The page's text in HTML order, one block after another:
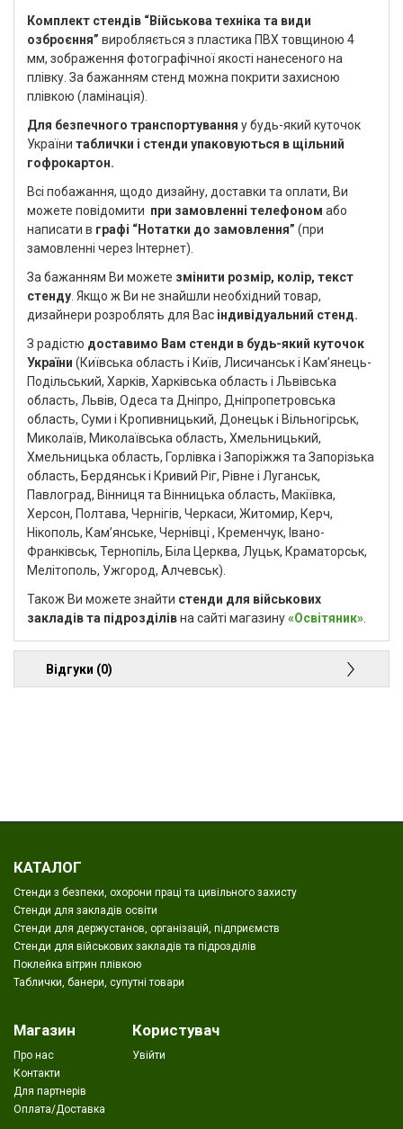
Комплект стендів “Військова техніка та види
озброєння” виробляється з пластика ПВХ товщиною 4
мм, зображення фотографічної якості нанесеного на
плівку. За бажанням стенд можна покрити захисною
плівкою (ламінація).
Для безпечного транспортування у будь-який куточок
України таблички і стенди упаковуються в щільний
гофрокартон.
Всі побажання, щодо дизайну, доставки та оплати, Ви
можете повідомити при замовленні телефоном або
написати в графі “Нотатки до замовлення” (при
замовленні через Інтернет).
За бажанням Ви можете змінити розмір, колір, текст
стенду . Якщо ж Ви не знайшли необхідний товар,
дизайнери розроблять для Вас індивідуальний стенд.
З радістю доставимо Вам стенди в будь-який куточок
України (Київська область і Київ, Лисичанськ і Кам’янець-
Подільський, Харків, Харківська область і Львівська
область, Львів, Одеса та Дніпро, Дніпропетровська
область, Суми і Кропивницький, Донецьк і Вільногірськ,
Миколаїв, Миколаївська область, Хмельницький,
Хмельницька область, Горлівка і Запоріжжя та Запорізька
область, Бердянськ і Кривий Ріг, Рівне і Луганськ,
Павлоград, Вінниця та Вінницька область, Макіївка,
Херсон, Полтава, Чернігів, Черкаси, Житомир, Керч,
Нікополь, Кам’янське, Чернівці , Кременчук, Івано-
Франківськ, Тернопіль, Біла Церква, Луцьк, Краматорськ,
Мелітополь, Ужгород, Алчевськ).
Також Ви можете знайти стенди для військових
закладів та підрозділівна сайті магазину«Освітяник».
Відгуки (0)
КАТАЛОГ
Стенди з безпеки, охорони праці та цивільного захисту
Стенди для закладів освіти
Стенди для держустанов, організацій, підприємств
Стенди для військових закладів та підрозділів
Поклейка вітрин плівкою
Таблички, банери, супутні товари
Магазин
Про нас
Контакти
Для партнерів
Оплата/Доставка
Користувач
Увійти